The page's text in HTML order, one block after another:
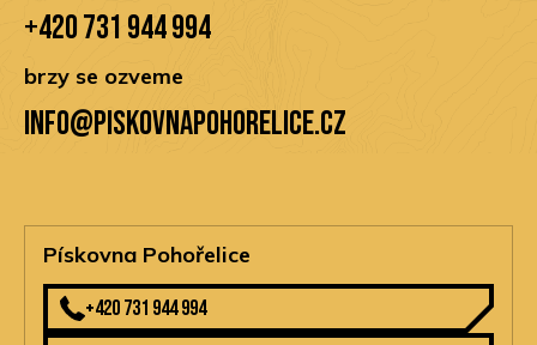
+420 731 944 994
brzy se ozveme
info@piskovnapohorelice.cz
Pískovna Pohořelice
+420 731 944 994